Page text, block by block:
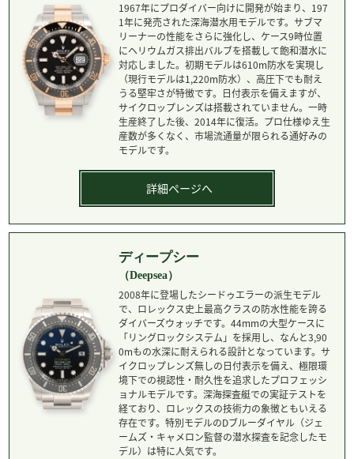
1967年にプロダイバー向けに開発が始まり、197
1年に発売された深海潜水用モデルです。サブマ
リーナーの性能をさらに強化し、ケース9時位置
にヘリウムガス排出バルブを搭載して飽和潜水に
対応しました。初期モデルは610m防水を実現し
（現行モデルは1,220m防水）、高圧下でも耐え
うる堅牢さが特徴です。日付表示を備えますが、
サイクロップレンズは搭載されていません。一時
生産終了した後、2014年に復活。プロ仕様ゆえ生
産数が多くなく、市場流通量が限られる通好みの
モデルです。
詳細ページへ
ディープシー
（Deepsea）
2008年に登場したシードゥエラーの派生モデル
で、ロレックス史上最高クラスの防水性能を誇る
ダイバーズウォッチです。44mmの大型ケースに
「リングロックシステム」を採用し、なんと3,90
0mもの水深に耐えられる設計となっています。サ
イクロップレンズ無しの日付表示を備え、極限環
境下での視認性・耐久性を追求したプロフェッシ
ョナルモデルです。深海探査艇での実証テストを
経ており、ロレックスの技術力の象徴ともいえる
存在です。特別モデルのDブルーダイヤル（ジェ
ームズ・キャメロン監督の潜水探査を記念したモ
デル）は特に人気です。